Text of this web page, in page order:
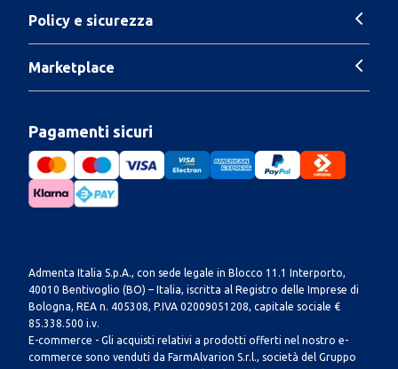
Policy e sicurezza
Marketplace
Pagamenti sicuri
Admenta Italia S.p.A., con sede legale in Blocco 11.1 Interporto,
40010 Bentivoglio (BO) – Italia, iscritta al Registro delle Imprese di
Bologna, REA n. 405308, P.IVA 02009051208, capitale sociale €
85.338.500 i.v.
E-commerce - Gli acquisti relativi a prodotti offerti nel nostro e-
commerce sono venduti da FarmAlvarion S.r.l., società del Gruppo